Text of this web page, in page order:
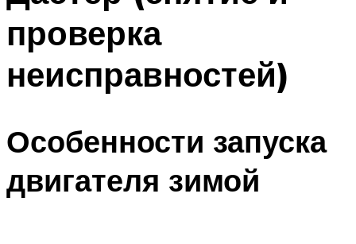
проверка
неисправностей)
Особенности запуска
двигателя зимой